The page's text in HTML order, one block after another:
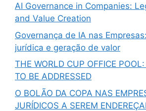
AI Governance in Companies:
and Value Creation
Governança de IA nas
jurídica e geração de valor
THE WORLD CUP OFFICE
TO BE ADDRESSED
O BOLÃO DA COPA NAS
JURÍDICOS A SEREM